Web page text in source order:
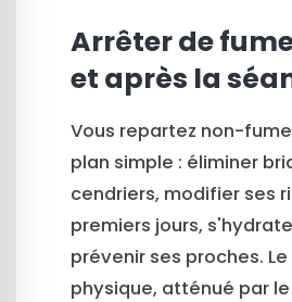
Arrêter de
et après la
Vous repartez non-
plan simple : éliminer
cendriers, modifier ses
premiers jours,
prévenir ses proches.
physique, atténué par